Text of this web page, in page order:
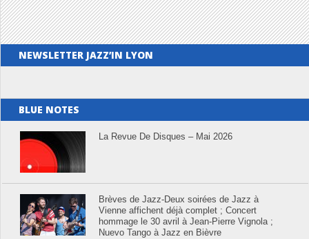
NEWSLETTER JAZZ’IN LYON
BLUE NOTES
La Revue De Disques – Mai 2026
Brèves de Jazz-Deux soirées de Jazz à
Vienne affichent déjà complet ; Concert
hommage le 30 avril à Jean-Pierre Vignola ;
Nuevo Tango à Jazz en Bièvre